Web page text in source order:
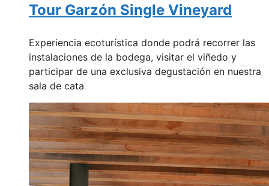
Tour Garzón Single Vineyard
Experiencia ecoturística donde podrá recorrer las
instalaciones de la bodega, visitar el viñedo y
participar de una exclusiva degustación en nuestra
sala de cata